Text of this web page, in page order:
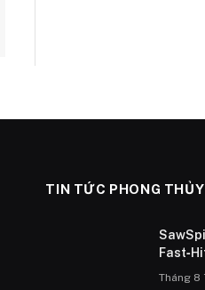
TIN TỨC PHONG THỦY
Tháng 8